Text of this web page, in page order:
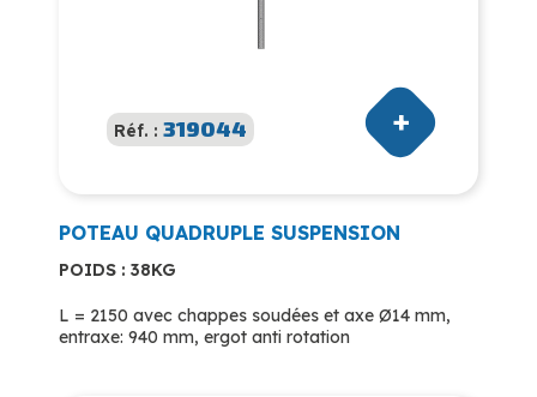
Réf. : 319044
POTEAU QUADRUPLE SUSPENSION
POIDS : 38KG
L = 2150 avec chappes soudées et axe Ø14 mm,
entraxe: 940 mm, ergot anti rotation